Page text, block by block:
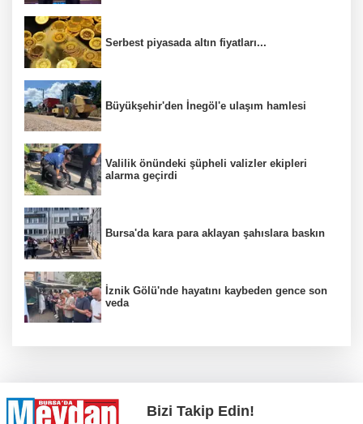
Serbest piyasada altın fiyatları...
Büyükşehir'den İnegöl'e ulaşım hamlesi
Valilik önündeki şüpheli valizler ekipleri
alarma geçirdi
Bursa'da kara para aklayan şahıslara baskın
İznik Gölü'nde hayatını kaybeden gence son
veda
Bizi Takip Edin!